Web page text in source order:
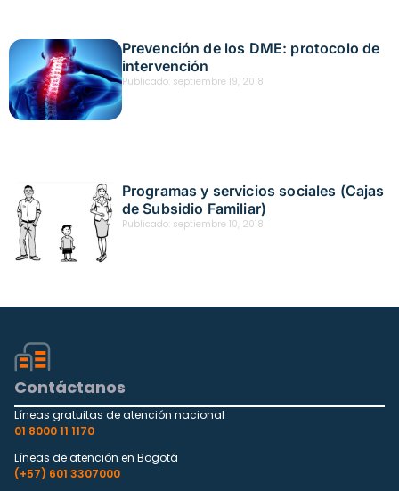
Prevención de los DME: protocolo de
intervención
Publicado: septiembre 19, 2018
Programas y servicios sociales (Cajas
de Subsidio Familiar)
Publicado: septiembre 10, 2018
Contáctanos
Líneas gratuitas de atención nacional
01 8000 11 1170
Líneas de atención en Bogotá
(+57) 601 3307000